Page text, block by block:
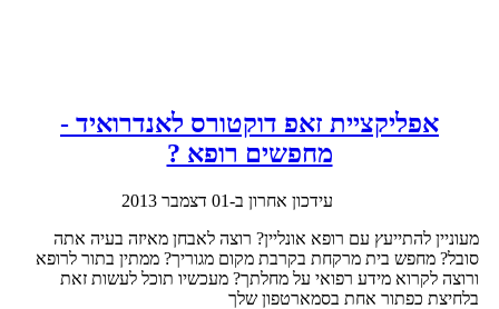
אפליקציית זאפ דוקטורס לאנדרואיד -
מחפשים רופא ?
עידכון אחרון ב-01 דצמבר 2013
מעוניין להתייעץ עם רופא אונליין? רוצה לאבחן מאיזה בעיה אתה
סובל? מחפש בית מרקחת בקרבת מקום מגוריך? ממתין בתור לרופא
ורוצה לקרוא מידע רפואי על מחלתך? מעכשיו תוכל לעשות זאת
בלחיצת כפתור אחת בסמארטפון שלך